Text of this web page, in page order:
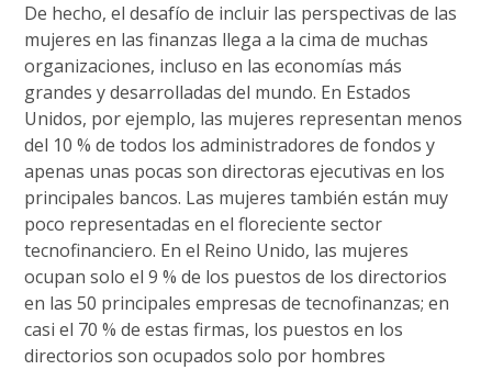
De hecho, el desafío de incluir las perspectivas de las
mujeres en las finanzas llega a la cima de muchas
organizaciones, incluso en las economías más
grandes y desarrolladas del mundo. En Estados
Unidos, por ejemplo, las mujeres representan menos
del 10 % de todos los administradores de fondos y
apenas unas pocas son directoras ejecutivas en los
principales bancos. Las mujeres también están muy
poco representadas en el floreciente sector
tecnofinanciero. En el Reino Unido, las mujeres
ocupan solo el 9 % de los puestos de los directorios
en las 50 principales empresas de tecnofinanzas; en
casi el 70 % de estas firmas, los puestos en los
directorios son ocupados solo por hombres